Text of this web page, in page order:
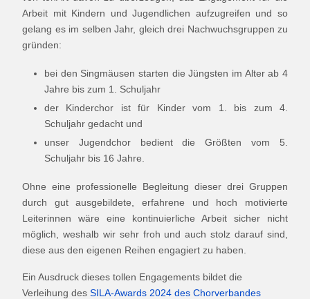
Arbeit mit Kindern und Jugendlichen aufzugreifen und so
gelang es im selben Jahr, gleich drei Nachwuchsgruppen zu
gründen:
bei den Singmäusen starten die Jüngsten im Alter ab 4
Jahre bis zum 1. Schuljahr
der Kinderchor ist für Kinder vom 1. bis zum 4.
Schuljahr gedacht und
unser Jugendchor bedient die Größten vom 5.
Schuljahr bis 16 Jahre.
Ohne eine professionelle Begleitung dieser drei Gruppen
durch gut ausgebildete, erfahrene und hoch motivierte
Leiterinnen wäre eine kontinuierliche Arbeit sicher nicht
möglich, weshalb wir sehr froh und auch stolz darauf sind,
diese aus den eigenen Reihen engagiert zu haben.
Ein Ausdruck dieses tollen Engagements bildet die
Verleihung des SILA-Awards 2024 des Chorverbandes